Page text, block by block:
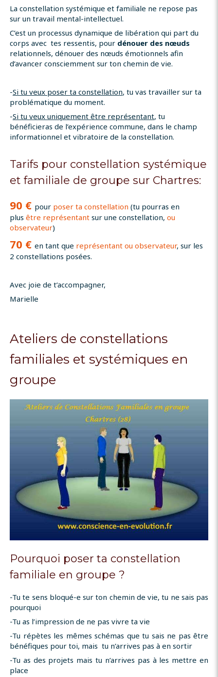
La constellation systémique et familiale ne repose pas
sur un travail mental-intellectuel.
C’est un processus dynamique de libération qui part du
corps avec tes ressentis, pour dénouer des nœuds
relationnels, dénouer des nœuds émotionnels afin
d’avancer consciemment sur ton chemin de vie.
-Si tu veux poser ta constellation, tu vas travailler sur ta
problématique du moment.
-Si tu veux uniquement être représentant, tu
bénéficieras de l’expérience commune, dans le champ
informationnel et vibratoire de la constellation.
Tarifs pour constellation systémique
et familiale de groupe sur Chartres:
90 € pour poser ta constellation (tu pourras en
plus être représentant sur une constellation, ou
observateur)
70 € en tant que représentant ou observateur, sur les
2 constellations posées.
Avec joie de t’accompagner,
Marielle
Ateliers de constellations
familiales et systémiques en
groupe
Pourquoi poser ta constellation
familiale en groupe ?
-Tu te sens bloqué-e sur ton chemin de vie, tu ne sais pas
pourquoi
-Tu as l’impression de ne pas vivre ta vie
-Tu répètes les mêmes schémas que tu sais ne pas être
bénéfiques pour toi, mais tu n’arrives pas à en sortir
-Tu as des projets mais tu n’arrives pas à les mettre en
place